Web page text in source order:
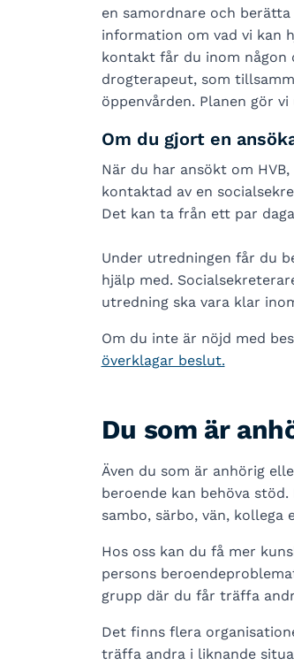
en samordnare och
information om vad vi kan
kontakt får du inom någon
drogterapeut, som
öppenvården. Planen gör
Om du gjort en
När du har ansökt om
kontaktad av en
Det kan ta från ett par
Under utredningen får du
hjälp med.
utredning ska vara klar
Om du inte är nöjd med
överklagar beslut.
Du som är
Även du som är anhörig
beroende kan behöva
sambo, särbo, vän, kollega
Hos oss kan du få mer
persons
grupp där du får träffa
Det finns flera
träffa andra i liknande